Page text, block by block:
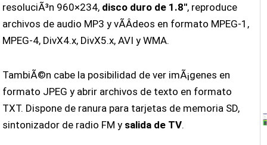
resoluciÃ³n 960×234, disco duro de 1.8″, reproduce
archivos de audio MP3 y vÃ­Â­deos en formato MPEG-1,
MPEG-4, DivX4.x, DivX5.x, AVI y WMA.
TambiÃ©n cabe la posibilidad de ver imÃ¡genes en
formato JPEG y abrir archivos de texto en formato
TXT. Dispone de ranura para tarjetas de memoria SD,
sintonizador de radio FM y salida de TV.